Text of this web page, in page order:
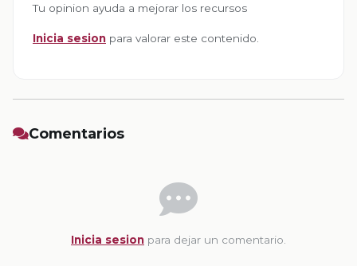
Tu opinion ayuda a mejorar los recursos
Inicia sesion para valorar este contenido.
Comentarios
Inicia sesion para dejar un comentario.